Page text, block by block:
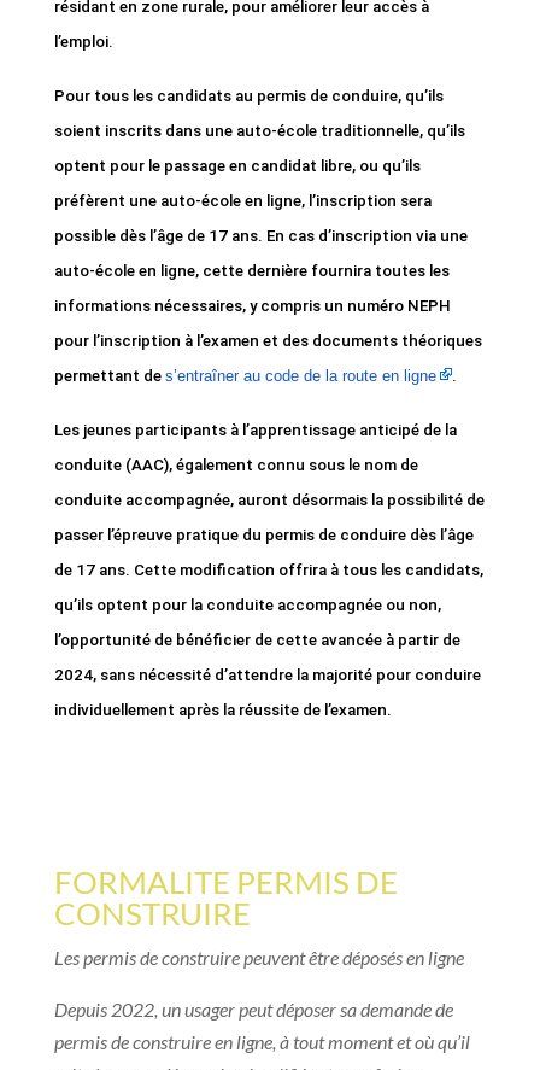
résidant en zone rurale, pour améliorer leur accès à
l’emploi.
Pour tous les candidats au permis de conduire, qu’ils
soient inscrits dans une auto-école traditionnelle, qu’ils
optent pour le passage en candidat libre, ou qu’ils
préfèrent une auto-école en ligne, l’inscription sera
possible dès l’âge de 17 ans. En cas d’inscription via une
auto-école en ligne, cette dernière fournira toutes les
informations nécessaires, y compris un numéro NEPH
pour l’inscription à l’examen et des documents théoriques
permettant de s’entraîner au code de la route en ligne .
Les jeunes participants à l’apprentissage anticipé de la
conduite (AAC), également connu sous le nom de
conduite accompagnée, auront désormais la possibilité de
passer l’épreuve pratique du permis de conduire dès l’âge
de 17 ans. Cette modification offrira à tous les candidats,
qu’ils optent pour la conduite accompagnée ou non,
l’opportunité de bénéficier de cette avancée à partir de
2024, sans nécessité d’attendre la majorité pour conduire
individuellement après la réussite de l’examen.
FORMALITE PERMIS DE
CONSTRUIRE
Les permis de construire peuvent être déposés en ligne
Depuis 2022, un usager peut déposer sa demande de
permis de construire en ligne, à tout moment et où qu’il